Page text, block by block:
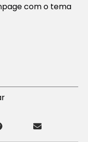
com o tema